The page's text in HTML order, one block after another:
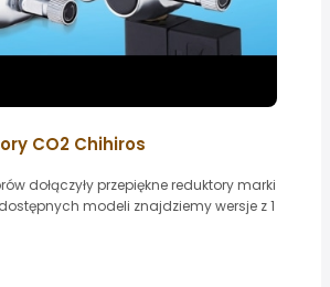
CO2 Chihiros
dołączyły przepiękne reduktory marki
modeli znajdziemy wersje z 1